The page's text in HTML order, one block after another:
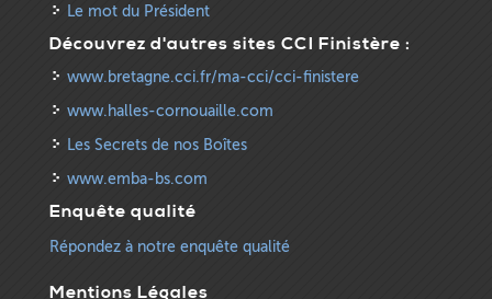
Le mot du Président
Découvrez d'autres sites CCI Finistère :
www.bretagne.cci.fr/ma-cci/cci-finistere
www.halles-cornouaille.com
Les Secrets de nos Boîtes
www.emba-bs.com
Enquête qualité
Répondez à notre enquête qualité
Mentions Légales